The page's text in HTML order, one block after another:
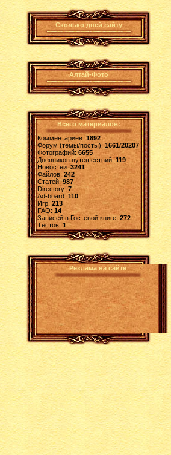
Сколько дней сайту
Алтай-Фото
Всего материалов:
Комментариев: 1892
Форум (темы/посты):1661/20207
Фотографий:6655
Дневников путешествий:119
Новостей:3241
Файлов: 242
Статей:987
Directory: 7
Ad-board:110
Игр: 213
FAQ:14
Записей в Гостевой книге:272
Tестов: 1
Реклама на сайте